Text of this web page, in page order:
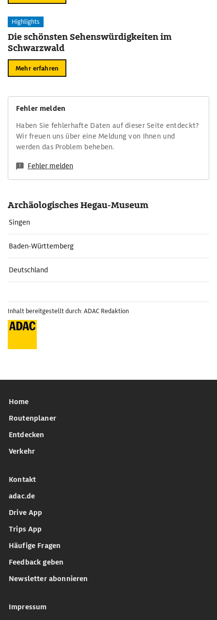
Highlights
Die schönsten Sehenswürdigkeiten im
Schwarzwald
Mehr erfahren
Fehler melden
Haben Sie fehlerhafte Daten auf dieser Seite entdeckt?
Wir freuen uns über eine Meldung von Ihnen und
werden das Problem beheben.
Fehler melden
Archäologisches Hegau-Museum
Singen
Baden-Württemberg
Deutschland
Inhalt bereitgestellt durch: ADAC Redaktion
Home
Routenplaner
Entdecken
Verkehr
Kontakt
adac.de
Drive App
Trips App
Häufige Fragen
Feedback geben
Newsletter abonnieren
Impressum